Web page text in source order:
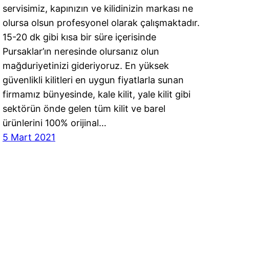
servisimiz, kapınızın ve kilidinizin markası ne
olursa olsun profesyonel olarak çalışmaktadır.
15-20 dk gibi kısa bir süre içerisinde
Pursaklar’ın neresinde olursanız olun
mağduriyetinizi gideriyoruz. En yüksek
güvenlikli kilitleri en uygun fiyatlarla sunan
firmamız bünyesinde, kale kilit, yale kilit gibi
sektörün önde gelen tüm kilit ve barel
ürünlerini 100% orijinal…
5 Mart 2021